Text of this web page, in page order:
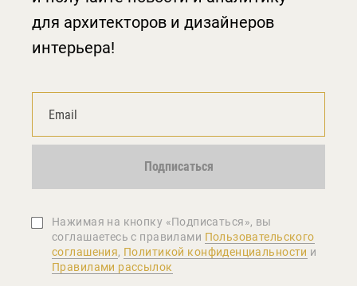
для архитекторов и дизайнеров
интерьера!
Подписаться
Нажимая на кнопку «Подписаться», вы
соглашаетеcь с правилами Пользовательского
соглашения, Политикой конфиденциальности и
Правилами рассылок